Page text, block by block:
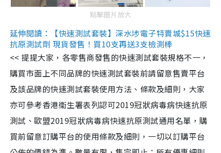
點擊圖片放大
延伸閱讀：【快速測試套裝】深水埗電子特賣城$15快速
抗原測試劑 現貨發售！買10支再送3支檢測棒
<< 提提大家，各零售商發售的快速測試套裝規格不一，
購買市面上不同品牌的快速測試套裝前請留意售賣平台
及該品牌的快速測試套裝使用方法、條款及細則，大家
亦可參考香港衞生署表列認可2019冠狀病毒病快速抗原
測試、歐盟2019冠狀病毒病快速抗原測試通用名單，購
買前留意訂購平台的使用條款及細則，一切以訂購平台